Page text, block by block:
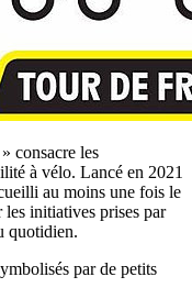
consacre les
à vélo. Lancé en 2021
au moins une fois le
les initiatives prises par
quotidien.
par de petits